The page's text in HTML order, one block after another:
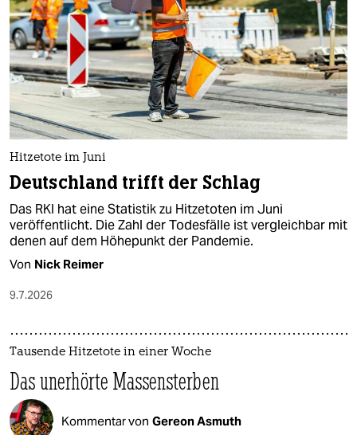
Hitzetote im Juni
Deutschland trifft der Schlag
Das RKI hat eine Statistik zu Hitzetoten im Juni
veröffentlicht. Die Zahl der Todesfälle ist vergleichbar mit
denen auf dem Höhepunkt der Pandemie.
Von Nick Reimer
9.7.2026
Tausende Hitzetote in einer Woche
Das unerhörte Massensterben
Kommentar von Gereon Asmuth